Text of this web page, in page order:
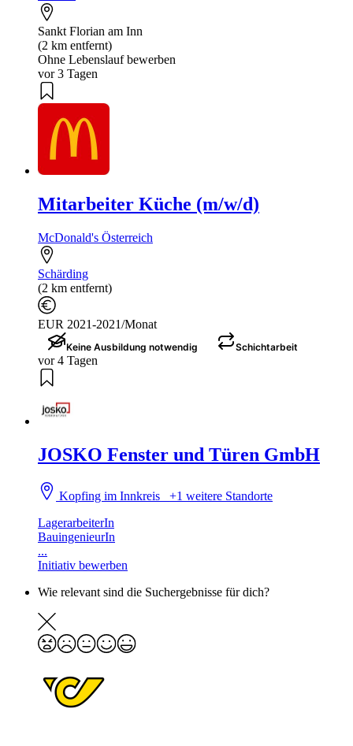
Sankt Florian am Inn
(2 km entfernt)
Ohne Lebenslauf bewerben
vor 3 Tagen
Mitarbeiter Küche (m/w/d)
McDonald's Österreich
Schärding
(2 km entfernt)
EUR 2021-2021/Monat
Keine Ausbildung notwendig Schichtarbeit
vor 4 Tagen
JOSKO Fenster und Türen GmbH
Kopfing im Innkreis+1 weitere Standorte
LagerarbeiterIn
BauingenieurIn
...
Initiativ bewerben
Wie relevant sind die Suchergebnisse für dich?